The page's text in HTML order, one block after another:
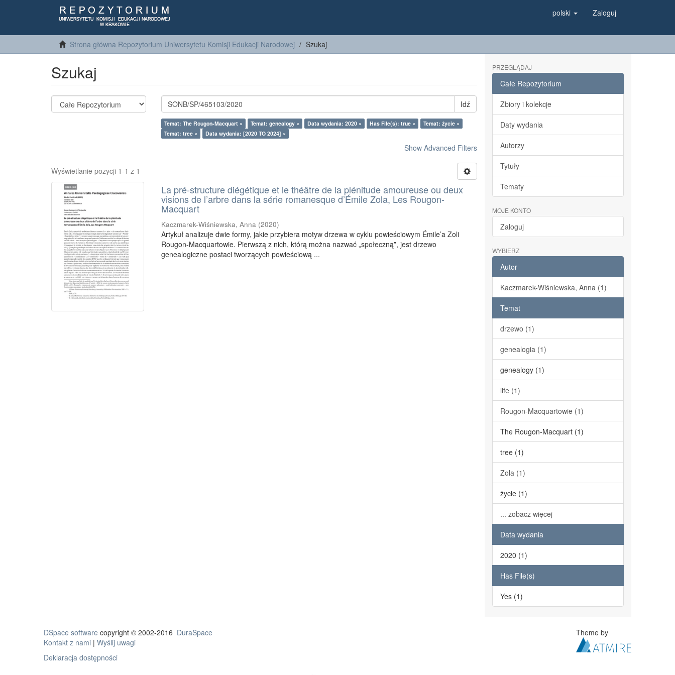
polski Zaloguj
Strona główna Repozytorium Uniwersytetu Komisji Edukacji Narodowej Szukaj
Szukaj
Idź
Temat: The Rougon-Macquart × Temat: genealogy × Data wydania: 2020 × Has File(s): true ×
Temat: życie ×
Temat: tree ×
Data wydania: [2020 TO 2024] ×
Show Advanced Filters
Wyświetlanie pozycji 1-1 z 1
La pré-structure diégétique et le théâtre de la plénitude amoureuse ou deux
visions de l’arbre dans la série romanesque d’Émile Zola, Les Rougon-
Macquart
Kaczmarek-Wiśniewska, Anna (2020)
Artykuł analizuje dwie formy, jakie przybiera motyw drzewa w cyklu powieściowym Émile’a Zoli
Rougon-Macquartowie. Pierwszą z nich, którą można nazwać „społeczną”, jest drzewo
genealogiczne postaci tworzących powieściową ...
PRZEGLĄDAJ
Całe Repozytorium
Zbiory i kolekcje
Daty wydania
Autorzy
Tytuły
Tematy
MOJE KONTO
Zaloguj
WYBIERZ
Autor
Kaczmarek-Wiśniewska, Anna (1)
Temat
drzewo (1)
genealogia (1)
genealogy (1)
life (1)
Rougon-Macquartowie (1)
The Rougon-Macquart (1)
tree (1)
Zola (1)
życie (1)
... zobacz więcej
Data wydania
2020 (1)
Has File(s)
Yes (1)
DSpace software copyright © 2002-2016 DuraSpace
Kontakt z nami | Wyślij uwagi
Deklaracja dostępności
Theme by